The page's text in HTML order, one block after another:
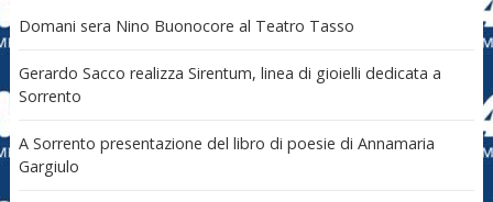
Domani sera Nino Buonocore al Teatro Tasso
Gerardo Sacco realizza Sirentum, linea di gioielli dedicata a
Sorrento
A Sorrento presentazione del libro di poesie di Annamaria
Gargiulo